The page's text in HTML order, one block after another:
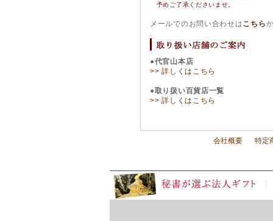
予めご了承くださいませ。
メールでのお問い合わせはこちら
●代官山本店
>> 詳しくはこちら
●取り扱い百貨店一覧
>> 詳しくはこちら
会社概要 特定